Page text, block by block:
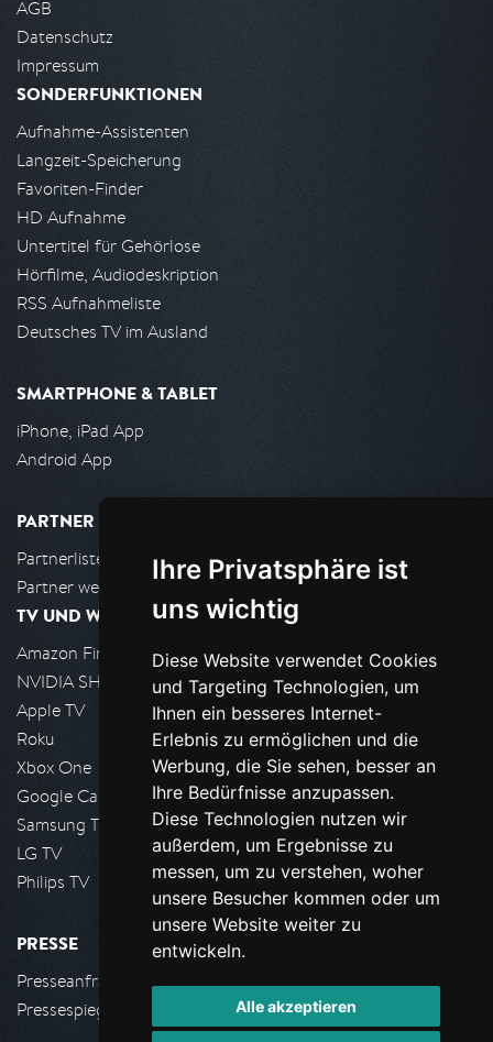
Ihre Privatsphäre ist
uns wichtig
Diese Website verwendet Cookies
und Targeting Technologien, um
Ihnen ein besseres Internet-
Erlebnis zu ermöglichen und die
Werbung, die Sie sehen, besser an
Ihre Bedürfnisse anzupassen.
Diese Technologien nutzen wir
außerdem, um Ergebnisse zu
messen, um zu verstehen, woher
unsere Besucher kommen oder um
unsere Website weiter zu
entwickeln.
Alle akzeptieren
AGB
Datenschutz
Impressum
SONDERFUNKTIONEN
Aufnahme-Assistenten
Langzeit-Speicherung
Favoriten-Finder
HD Aufnahme
Untertitel für Gehörlose
Hörfilme, Audiodeskription
RSS Aufnahmeliste
Deutsches TV im Ausland
SMARTPHONE & TABLET
iPhone, iPad App
Android App
PARTNER
Partnerliste
Partner werden
TV UND WOHNZIMMER
Amazon FireTV
NVIDIA SHIELD, Google TV
Apple TV
Roku
Xbox One
Google Cast
Samsung TV
LG TV
Philips TV
PRESSE
Presseanfrage stellen
Pressespiegel